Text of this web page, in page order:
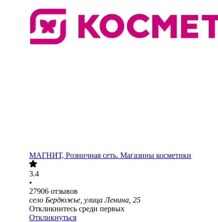
МАГНИТ, Розничная сеть. Магазины косметики
3.4
•
27906 отзывов
село Бердюжье, улица Ленина, 25
Откликнитесь среди первых
Откликнуться